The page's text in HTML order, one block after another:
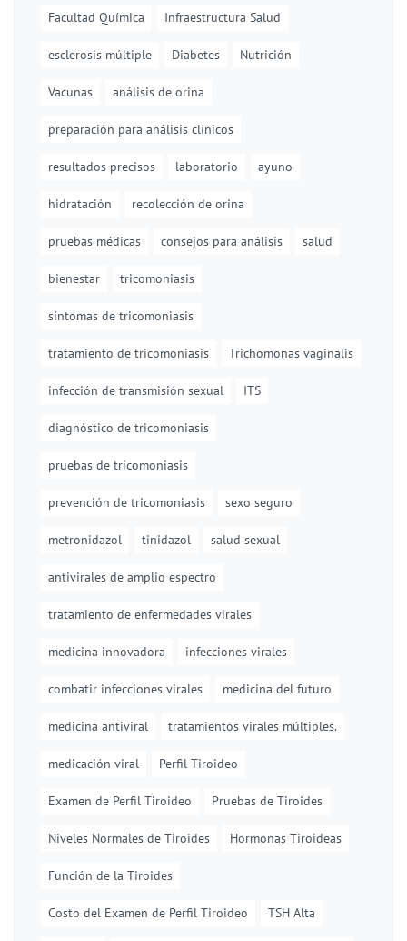
Facultad Química Infraestructura Salud
esclerosis múltiple Diabetes Nutrición
Vacunas análisis de orina
preparación para análisis clínicos
resultados precisos laboratorio ayuno
hidratación recolección de orina
pruebas médicas consejos para análisis salud
bienestar tricomoniasis
síntomas de tricomoniasis
tratamiento de tricomoniasis Trichomonas vaginalis
infección de transmisión sexual ITS
diagnóstico de tricomoniasis
pruebas de tricomoniasis
prevención de tricomoniasis sexo seguro
metronidazol tinidazol salud sexual
antivirales de amplio espectro
tratamiento de enfermedades virales
medicina innovadora infecciones virales
combatir infecciones virales medicina del futuro
medicina antiviral tratamientos virales múltiples.
medicación viral Perfil Tiroideo
Examen de Perfil Tiroideo Pruebas de Tiroides
Niveles Normales de Tiroides Hormonas Tiroideas
Función de la Tiroides
Costo del Examen de Perfil Tiroideo TSH Alta